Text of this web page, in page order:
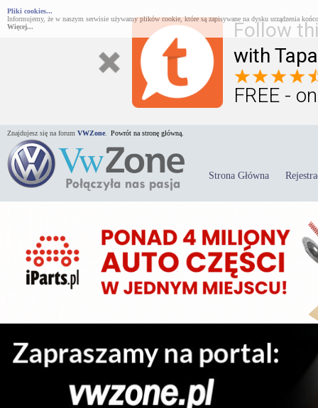
Follow
with
FREE -
Pliki cookies...
Informujemy, że w naszym serwisie używamy plików cookie, które są zapisywane na dysku urządzenia
Więcej...
Znajdujesz się na forum VWZone Powrót na stronę główną.
Strona Główna